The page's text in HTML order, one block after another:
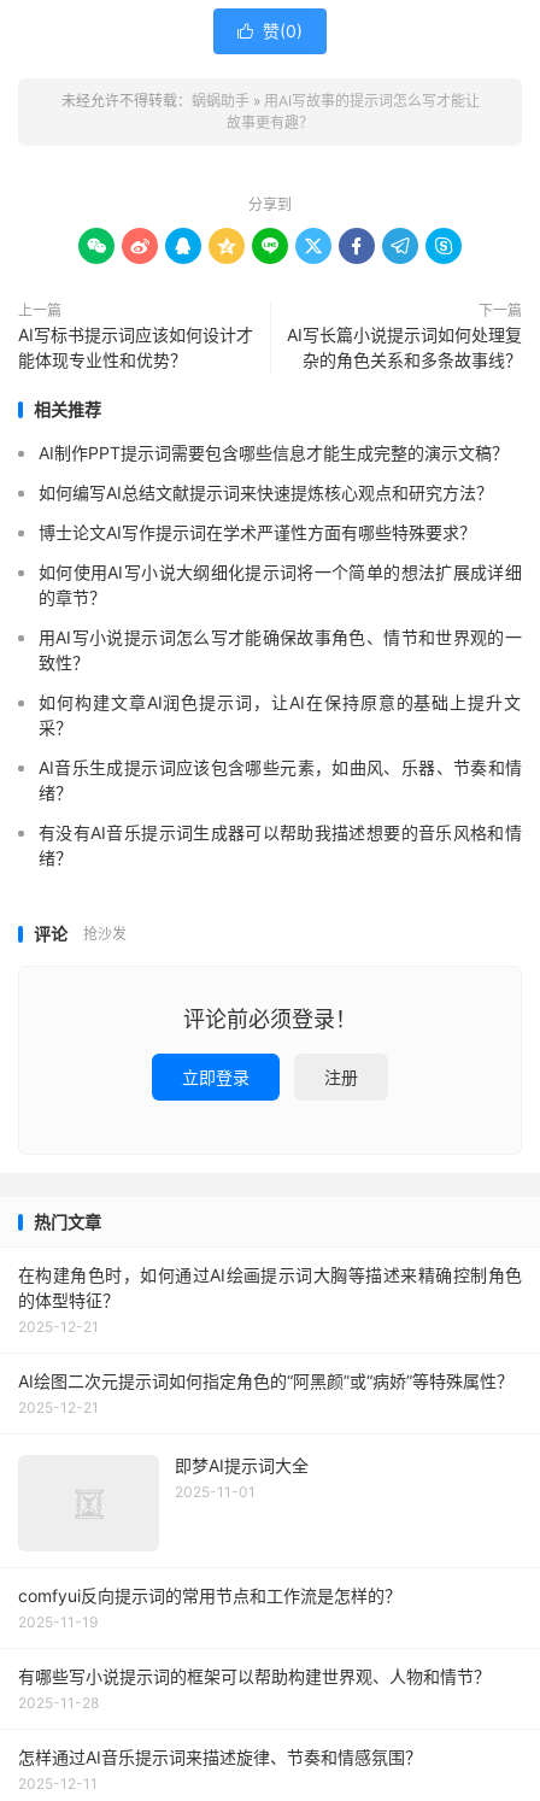
 赞(0)
未经允许不得转载： 蜗蜗助手» 用AI写故事的提示词怎么写才能让
故事更有趣？
分享到
        
上一篇
AI写标书提示词应该如何设计才
能体现专业性和优势？
下一篇
AI写长篇小说提示词如何处理复
杂的角色关系和多条故事线？
相关推荐
AI制作PPT提示词需要包含哪些信息才能生成完整的演示文稿？
如何编写AI总结文献提示词来快速提炼核心观点和研究方法？
博士论文AI写作提示词在学术严谨性方面有哪些特殊要求？
如何使用AI写小说大纲细化提示词将一个简单的想法扩展成详细
的章节？
用AI写小说提示词怎么写才能确保故事角色、情节和世界观的一
致性？
如何构建文章AI润色提示词，让AI在保持原意的基础上提升文
采？
AI音乐生成提示词应该包含哪些元素，如曲风、乐器、节奏和情
绪？
有没有AI音乐提示词生成器可以帮助我描述想要的音乐风格和情
绪？
评论 抢沙发
评论前必须登录！
立即登录 注册
热门文章
在构建角色时，如何通过AI绘画提示词大胸等描述来精确控制角色
的体型特征？
2025-12-21
AI绘图二次元提示词如何指定角色的“阿黑颜”或“病娇”等特殊属性？
2025-12-21
即梦AI提示词大全
2025-11-01
comfyui反向提示词的常用节点和工作流是怎样的？
2025-11-19
有哪些写小说提示词的框架可以帮助构建世界观、人物和情节？
2025-11-28
怎样通过AI音乐提示词来描述旋律、节奏和情感氛围？
2025-12-11